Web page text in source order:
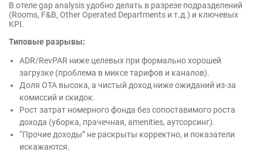
В отеле gap analysis удобно делать в разрезе подразделений
(Rooms, F&B, Other Operated Departments и т.д.) и ключевых
KPI.
Типовые разрывы:
ADR/RevPAR ниже целевых при формально хорошей
загрузке (проблема в миксе тарифов и каналов).
Доля OTA высока, а чистый доход ниже ожиданий из-за
комиссий и скидок.
Рост затрат номерного фонда без сопоставимого роста
дохода (уборка, прачечная, amenities, аутсорсинг).
“Прочие доходы” не раскрыты корректно, и показатели
искажаются.